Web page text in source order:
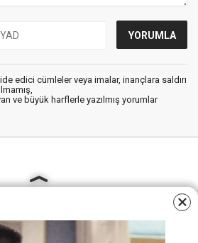
edici cümleler veya imalar, inançlara saldırı
ve büyük harflerle yazılmış yorumlar
Meb Personel ve Kamudan Haber
Sitesi © 2025